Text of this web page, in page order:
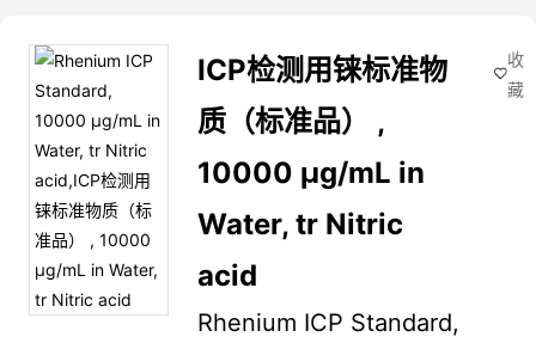
ICP检测用铼标准物
质（标准品） ,
10000 µg/mL in
Water, tr Nitric
acid
Rhenium ICP Standard,
收
藏